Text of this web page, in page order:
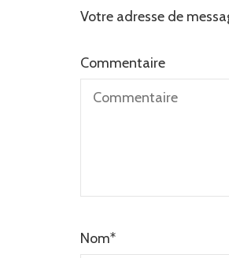
Votre adresse de
Commentaire
Nom*